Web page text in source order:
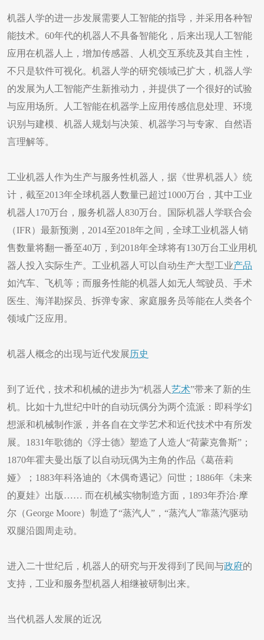
机器人学的进一步发展需要人工智能的指导，并采用各种智
能技术。60年代的机器人不具备智能化，后来出现人工智能
应用在机器人上，增加传感器、人机交互系统及其自主性，
不只是软件可视化。机器人学的研究领域已扩大，机器人学
的发展为人工智能产生新推动力，并提供了一个很好的试验
与应用场所。人工智能在机器学上应用传感信息处理、环境
识别与建模、机器人规划与决策、机器学习与专家、自然语
言理解等。
工业机器人作为生产与服务性机器人，据《世界机器人》统
计，截至2013年全球机器人数量已超过1000万台，其中工业
机器人170万台，服务机器人830万台。国际机器人学联合会
（IFR）最新预测，2014至2018年之间，全球工业机器人销
售数量将翻一番至40万，到2018年全球将有130万台工业用机
器人投入实际生产。工业机器人可以自动生产大型工业产品
如汽车、飞机等；而服务性能的机器人如无人驾驶员、手术
医生、海洋勘探员、拆弹专家、家庭服务员等能在人类各个
领域广泛应用。
机器人概念的出现与近代发展历史
到了近代，技术和机械的进步为“机器人 艺术”带来了新的生
机。比如十九世纪中叶的自动玩偶分为两个流派：即科学幻
想派和机械制作派，并各自在文学艺术和近代技术中有所发
展。1831年歌德的《浮士德》塑造了人造人“荷蒙克鲁斯”；
1870年霍夫曼出版了以自动玩偶为主角的作品《葛蓓莉
娅》；1883年科洛迪的《木偶奇遇记》问世；1886年《未来
的夏娃》出版…… 而在机械实物制造方面，1893年乔治·摩
尔（George Moore）制造了“蒸汽人”，“蒸汽人”靠蒸汽驱动
双腿沿圆周走动。
进入二十世纪后，机器人的研究与开发得到了民间与政府的
支持，工业和服务型机器人相继被研制出来。
当代机器人发展的近况